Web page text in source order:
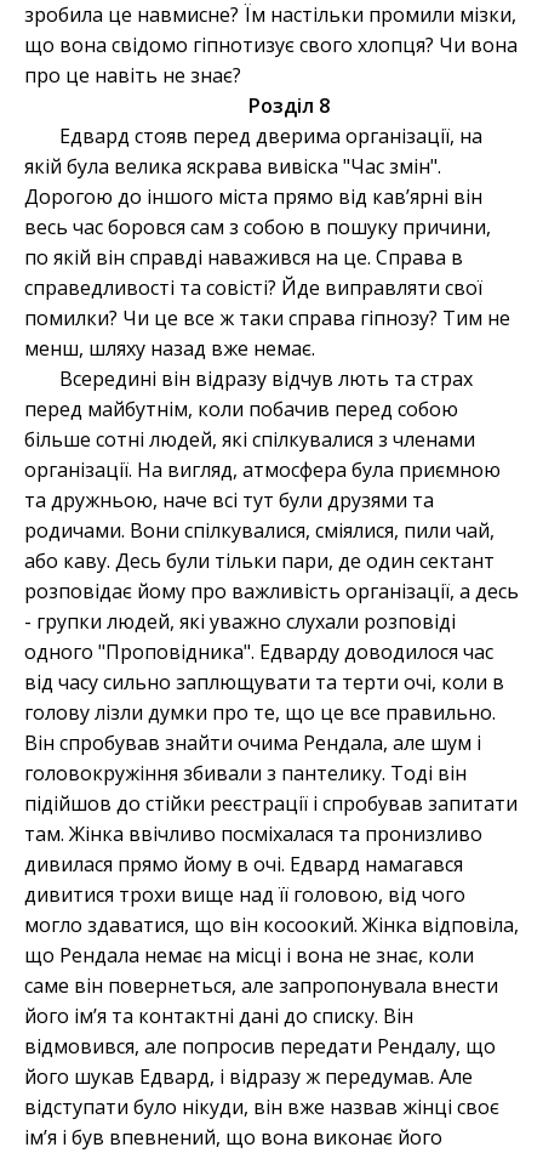
зробила це навмисне? Їм настільки промили мізки,
що вона свідомо гіпнотизує свого хлопця? Чи вона
про це навіть не знає?
Розділ 8
Едвард стояв перед дверима організації, на
якій була велика яскрава вивіска "Час змін".
Дорогою до іншого міста прямо від кавʼярні він
весь час боровся сам з собою в пошуку причини,
по якій він справді наважився на це. Справа в
справедливості та совісті? Йде виправляти свої
помилки? Чи це все ж таки справа гіпнозу? Тим не
менш, шляху назад вже немає.
Всередині він відразу відчув лють та страх
перед майбутнім, коли побачив перед собою
більше сотні людей, які спілкувалися з членами
організації. На вигляд, атмосфера була приємною
та дружньою, наче всі тут були друзями та
родичами. Вони спілкувалися, сміялися, пили чай,
або каву. Десь були тільки пари, де один сектант
розповідає йому про важливість організації, а десь
- групки людей, які уважно слухали розповіді
одного "Проповідника". Едварду доводилося час
від часу сильно заплющувати та терти очі, коли в
голову лізли думки про те, що це все правильно.
Він спробував знайти очима Рендала, але шум і
головокружіння збивали з пантелику. Тоді він
підійшов до стійки реєстрації і спробував запитати
там. Жінка ввічливо посміхалася та пронизливо
дивилася прямо йому в очі. Едвард намагався
дивитися трохи вище над її головою, від чого
могло здаватися, що він косоокий. Жінка відповіла,
що Рендала немає на місці і вона не знає, коли
саме він повернеться, але запропонувала внести
його імʼя та контактні дані до списку. Він
відмовився, але попросив передати Рендалу, що
його шукав Едвард, і відразу ж передумав. Але
відступати було нікуди, він вже назвав жінці своє
імʼя і був впевнений, що вона виконає його